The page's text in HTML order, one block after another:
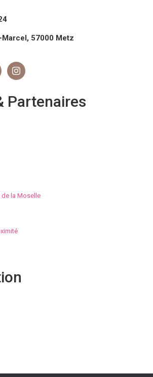
Marcel, 57000 Metz
Partenaires
de la Moselle